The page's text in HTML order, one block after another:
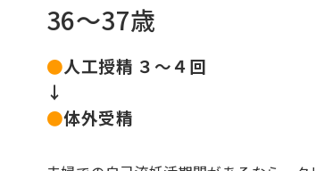
36～37歳
●人工授精 ３～４回
↓
●体外受精